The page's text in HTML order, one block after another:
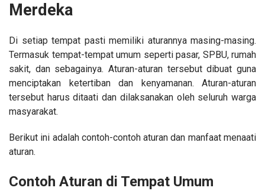
Merdeka
Di setiap tempat pasti memiliki aturannya masing-masing.
Termasuk tempat-tempat umum seperti pasar, SPBU, rumah
sakit, dan sebagainya. Aturan-aturan tersebut dibuat guna
menciptakan ketertiban dan kenyamanan. Aturan-aturan
tersebut harus ditaati dan dilaksanakan oleh seluruh warga
masyarakat.
Berikut ini adalah contoh-contoh aturan dan manfaat menaati
aturan.
Contoh Aturan di Tempat Umum